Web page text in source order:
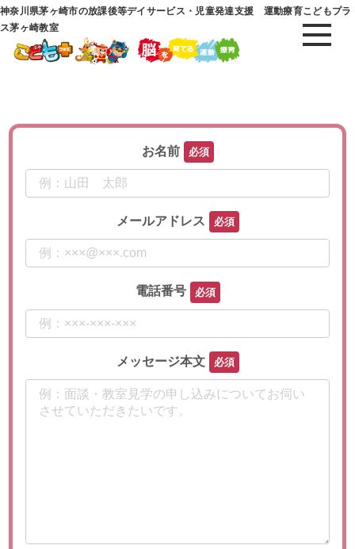
神奈川県茅ヶ崎市の放課後等デイサービス・児童発達支援 運動療育こどもプラ
ス茅ヶ崎教室
お名前
メールアドレス
電話番号
このフィールドは空のままに
メッセージ本文